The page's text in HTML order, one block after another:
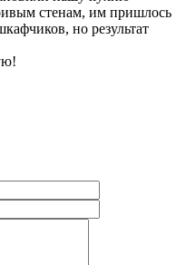
стенам, им пришлось
но результат